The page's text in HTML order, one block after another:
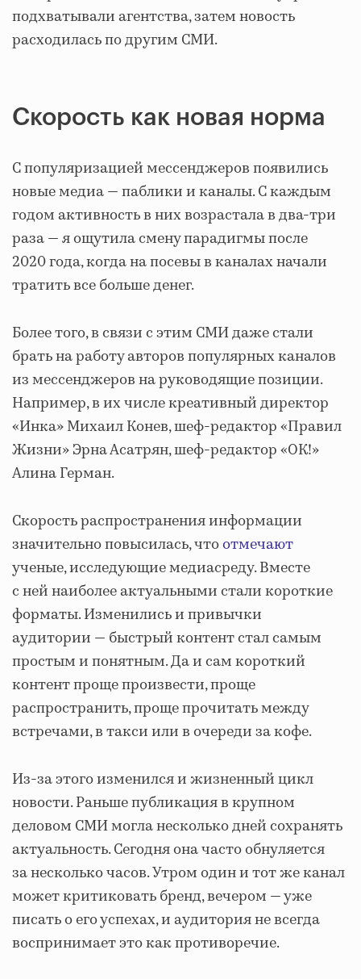
подхватывали агентства, затем новость
расходилась по другим СМИ.
Скорость как новая норма
С популяризацией мессенджеров появились
новые медиа — паблики и каналы. С каждым
годом активность в них возрастала в два-три
раза — я ощутила смену парадигмы после
2020 года, когда на посевы в каналах начали
тратить все больше денег.
Более того, в связи с этим СМИ даже стали
брать на работу авторов популярных каналов
из мессенджеров на руководящие позиции.
Например, в их числе креативный директор
«Инка» Михаил Конев, шеф-редактор «Правил
Жизни» Эрна Асатрян, шеф-редактор «ОК!»
Алина Герман.
Скорость распространения информации
значительно повысилась, чтоотмечают
ученые, исследующие медиасреду. Вместе
с ней наиболее актуальными стали короткие
форматы. Изменились и привычки
аудитории — быстрый контент стал самым
простым и понятным. Да и сам короткий
контент проще произвести, проще
распространить, проще прочитать между
встречами, в такси или в очереди за кофе.
Из-за этого изменился и жизненный цикл
новости. Раньше публикация в крупном
деловом СМИ могла несколько дней сохранять
актуальность. Сегодня она часто обнуляется
за несколько часов. Утром один и тот же канал
может критиковать бренд, вечером — уже
писать о его успехах, и аудитория не всегда
воспринимает это как противоречие.